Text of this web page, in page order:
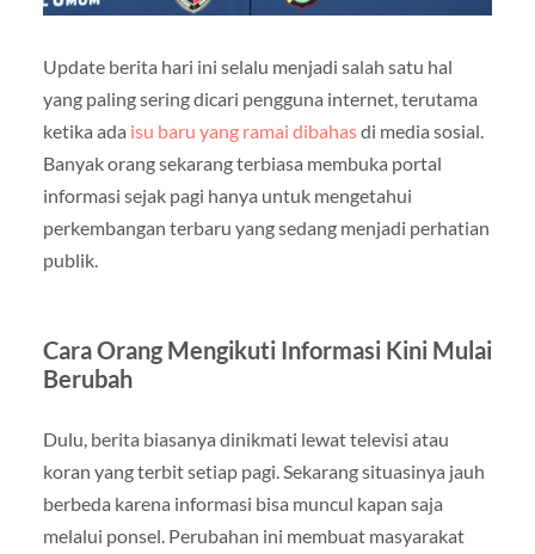
Update berita hari ini selalu menjadi salah satu hal
yang paling sering dicari pengguna internet, terutama
ketika ada isu baru yang ramai dibahasdi media sosial.
Banyak orang sekarang terbiasa membuka portal
informasi sejak pagi hanya untuk mengetahui
perkembangan terbaru yang sedang menjadi perhatian
publik.
Cara Orang Mengikuti Informasi Kini Mulai
Berubah
Dulu, berita biasanya dinikmati lewat televisi atau
koran yang terbit setiap pagi. Sekarang situasinya jauh
berbeda karena informasi bisa muncul kapan saja
melalui ponsel. Perubahan ini membuat masyarakat